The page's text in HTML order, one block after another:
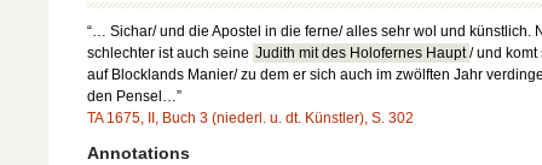
“… Sichar/ und die Apostel in die ferne/ alles sehr wol und künstlich.
schlechter ist auch seine Judith mit des Holofernes Haupt/ und komt
auf Blocklands Manier/ zu dem er sich auch im zwölften Jahr
den Pensel…”
TA 1675, II, Buch 3 (niederl. u. dt. Künstler), S. 302
Annotations